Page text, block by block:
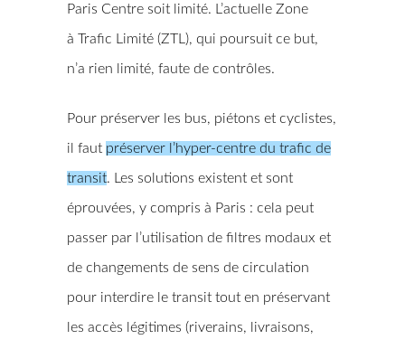
Paris Centre soit limité. L’actuelle Zone
à Trafic Limité (ZTL), qui poursuit ce but,
n’a rien limité, faute de contrôles.
Pour préserver les bus, piétons et cyclistes,
il faut préserver l’hyper-centre du trafic de
transit. Les solutions existent et sont
éprouvées, y compris à Paris : cela peut
passer par l’utilisation de filtres modaux et
de changements de sens de circulation
pour interdire le transit tout en préservant
les accès légitimes (riverains, livraisons,